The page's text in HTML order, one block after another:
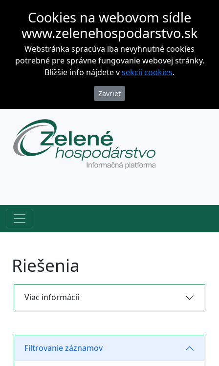
Cookies na webovom sídle
www.zelenehospodarstvo.sk
Webstránka spracúva iba nevyhnutné cookies
potrebné pre správne fungovanie webovej stránky.
Bližšie info nájdete vsekcii cookies.
Riešenia
Viac informácií
Filtrovanie záznamov